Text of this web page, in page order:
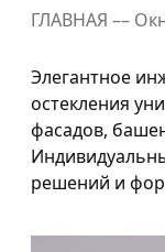
ГЛАВНАЯ ––
Элегантное
остекления
фасадов,
решений и